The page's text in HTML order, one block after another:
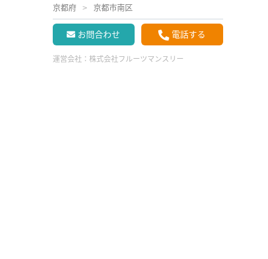
京都府 京都市南区
お問合わせ 電話する
運営会社： 株式会社フルーツマンスリー